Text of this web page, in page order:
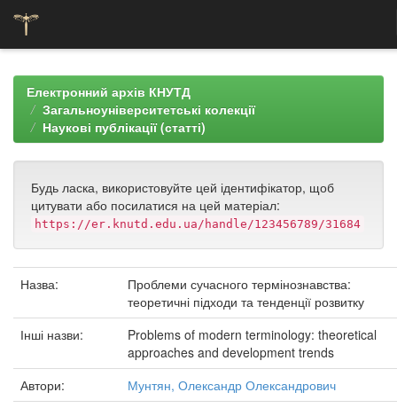
navigationЕлектронний архів КНУТД
Загальноуніверситетські колекції
Наукові публікації (статті)
Будь ласка, використовуйте цей ідентифікатор, щоб
цитувати або посилатися на цей матеріал:
https://er.knutd.edu.ua/handle/123456789/31684
Назва:
Проблеми сучасного термінознавства:
теоретичні підходи та тенденції розвитку
Інші назви:
Problems of modern terminology: theoretical
approaches and development trends
Автори:
Мунтян, Олександр Олександрович